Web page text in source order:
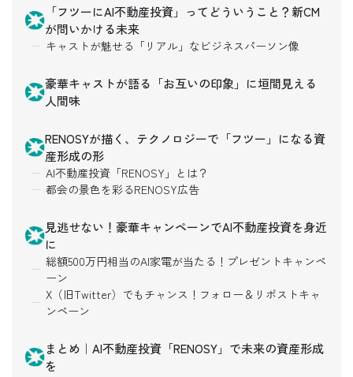
「フツーにAI不動産投資」ってどういうこと？新CM
が問いかける未来
キャストが魅せる「リアル」なビジネスパーソン像
豪華キャストが語る「お互いの印象」に垣間見える
人間味
RENOSYが描く、テクノロジーで「フツー」になる資
産形成の形
AI不動産投資「RENOSY」とは？
都会の景色を彩るRENOSY広告
見逃せない！豪華キャンペーンでAI不動産投資を身近
に
総額500万円相当のAI家電が当たる！プレゼントキャンペ
ーン
X（旧Twitter）でもチャンス！フォロー＆リポストキャ
ンペーン
まとめ｜AI不動産投資「RENOSY」で未来の資産形成
を